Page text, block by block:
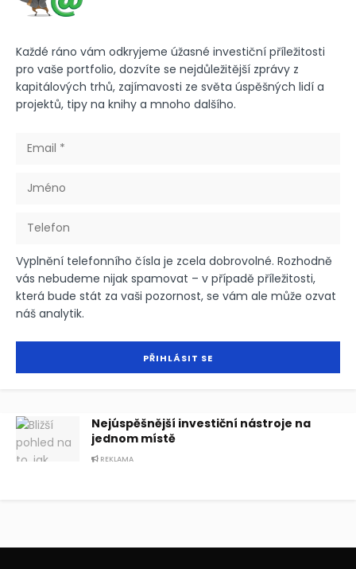
Každé ráno vám odkryjeme úžasné investiční příležitosti
pro vaše portfolio, dozvíte se nejdůležitější zprávy z
kapitálových trhů, zajímavosti ze světa úspěšných lidí a
projektů, tipy na knihy a mnoho dalšího.
Vyplnění telefonního čísla je zcela dobrovolné. Rozhodně
vás nebudeme nijak spamovat – v případě příležitosti,
která bude stát za vaši pozornost, se vám ale může ozvat
náš analytik.
Nejúspěšnější investiční nástroje na
jednom místě
REKLAMA